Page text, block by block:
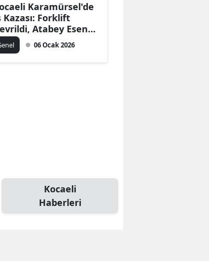
Karamürsel'de
Kazası: Forklift
Atabey Esen
06 Ocak 2026
Kocaeli
Haberleri